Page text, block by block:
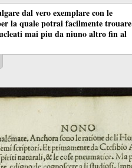
dal vero exemplare con le
la quale potrai facilmente trouare
mai piu da niuno altro fin al